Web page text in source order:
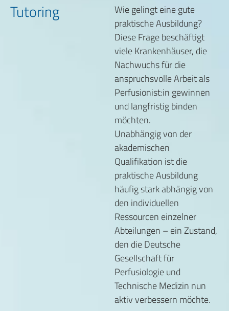
Tutoring
Wie gelingt eine gute
praktische Ausbildung?
Diese Frage beschäftigt
viele Krankenhäuser, die
Nachwuchs für die
anspruchsvolle Arbeit als
Perfusionist:in gewinnen
und langfristig binden
möchten.
Unabhängig von der
akademischen
Qualifikation ist die
praktische Ausbildung
häufig stark abhängig von
den individuellen
Ressourcen einzelner
Abteilungen – ein Zustand,
den die Deutsche
Gesellschaft für
Perfusiologie und
Technische Medizin nun
aktiv verbessern möchte.